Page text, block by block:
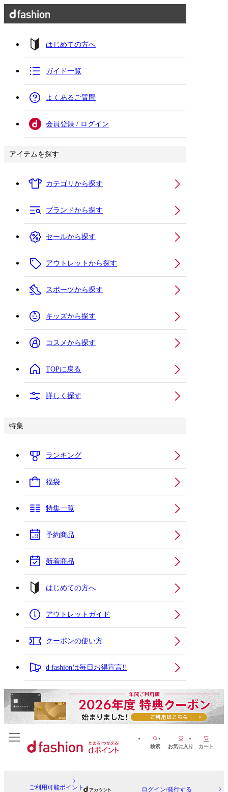
はじめての方へ
ガイド一覧
よくあるご質問
会員登録 / ログイン
アイテムを探す
カテゴリから探す
ブランドから探す
セールから探す
アウトレットから探す
スポーツから探す
キッズから探す
コスメから探す
TOPに戻る
詳しく探す
特集
ランキング
福袋
特集一覧
予約商品
新着商品
はじめての方へ
アウトレットガイド
クーポンの使い方
d fashionは毎日お得宣言!!
検索 お気に入り カート
ご利用可能ポイント ログイン/発行する